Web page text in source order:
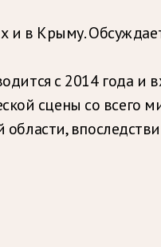
и в Крыму.
с 2014 года и
сцены со всего